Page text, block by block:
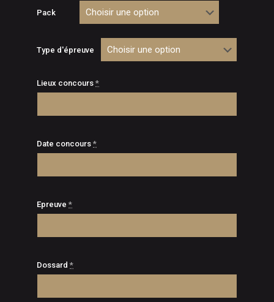
prix :
€10,00
€130,00
Pack
Type d'épreuve
Lieux concours *
Date concours *
Epreuve *
Dossard *